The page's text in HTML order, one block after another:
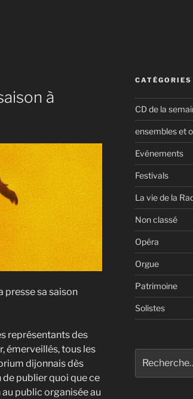
à
presse sa saison
représentants des
émerveillés, tous les
dijonnais dès
publier quoi que ce
public organisée au
CATÉGORIES
CD de la
ensembles et
Evénements
Festivals
La vie de la
Non classé
Opéra
Orgue
Patrimoine
Solistes
pour
: